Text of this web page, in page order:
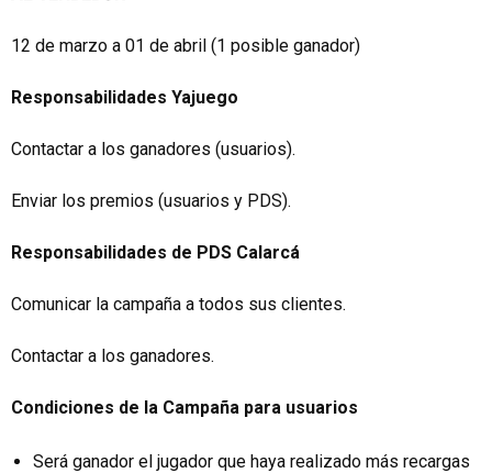
12 de marzo a 01 de abril (1 posible ganador)
Responsabilidades Yajuego
Contactar a los ganadores (usuarios).
Enviar los premios (usuarios y PDS).
Responsabilidades de PDS Calarcá
Comunicar la campaña a todos sus clientes.
Contactar a los ganadores.
Condiciones de la Campaña para usuarios
Será ganador el jugador que haya realizado más recargas